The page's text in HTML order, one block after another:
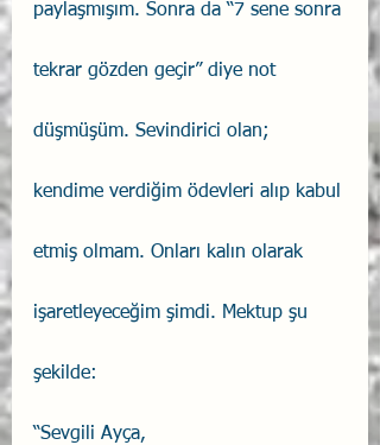
paylaşmışım. Sonra da “7 sene sonra
tekrar gözden geçir” diye not
düşmüşüm. Sevindirici olan;
kendime verdiğim ödevleri alıp kabul
etmiş olmam. Onları kalın olarak
işaretleyeceğim şimdi. Mektup şu
şekilde:
“Sevgili Ayça,